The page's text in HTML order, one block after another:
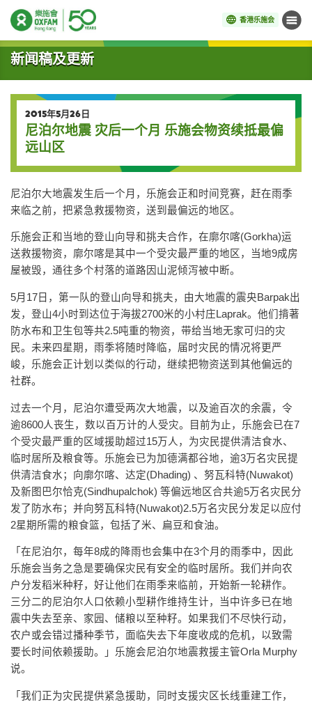
香港乐施会 菜单
开始主要内容
新闻稿及更新
2015年5月26日
尼泊尔地震 灾后一个月 乐施会物资续抵最偏
远山区
尼泊尔大地震发生后一个月，乐施会正和时间竞赛，赶在雨季
来临之前，把紧急救援物资，送到最偏远的地区。
乐施会正和当地的登山向导和挑夫合作，在廓尔喀(Gorkha)运
送救援物资，廓尔喀是其中一个受灾最严重的地区，当地9成房
屋被毁，通往多个村落的道路因山泥倾泻被中断。
5月17日，第一队的登山向导和挑夫，由大地震的震央Barpak出
发，登山4小时到达位于海拔2700米的小村庄Laprak。他们揹著
防水布和卫生包等共2.5吨重的物资，带给当地无家可归的灾
民。未来四星期，雨季将随时降临，届时灾民的情况将更严
峻，乐施会正计划以类似的行动，继续把物资送到其他偏远的
社群。
过去一个月，尼泊尔遭受两次大地震，以及逾百次的余震，令
逾8600人丧生，数以百万计的人受灾。目前为止，乐施会已在7
个受灾最严重的区域援助超过15万人，为灾民提供清洁食水、
临时居所及粮食等。乐施会已为加德满都谷地，逾3万名灾民提
供清洁食水；向廓尔喀、达定(Dhading) 、努瓦科特(Nuwakot)
及新图巴尔恰克(Sindhupalchok) 等偏远地区合共逾5万名灾民分
发了防水布；并向努瓦科特(Nuwakot)2.5万名灾民分发足以应付
2星期所需的粮食篮，包括了米、扁豆和食油。
「在尼泊尔，每年8成的降雨也会集中在3个月的雨季中，因此
乐施会当务之急是要确保灾民有安全的临时居所。我们并向农
户分发稻米种籽，好让他们在雨季来临前，开始新一轮耕作。
三分二的尼泊尔人口依赖小型耕作维持生计，当中许多已在地
震中失去至亲、家园、储粮以至种籽。如果我们不尽快行动，
农户或会错过播种季节，面临失去下年度收成的危机，以致需
要长时间依赖援助。」乐施会尼泊尔地震救援主管Orla Murphy
说。
「我们正为灾民提供紧急援助，同时支援灾区长线重建工作，